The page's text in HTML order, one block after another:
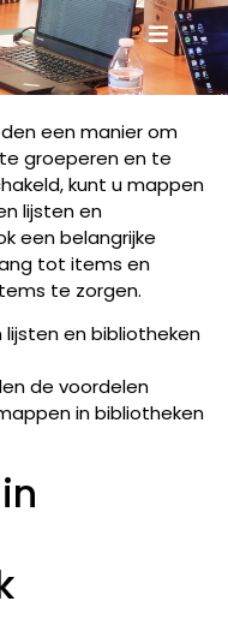
een manier om
groeperen en te
kunt u mappen
lijsten en
een belangrijke
tot items en
te zorgen.
en bibliotheken
de voordelen
in bibliotheken